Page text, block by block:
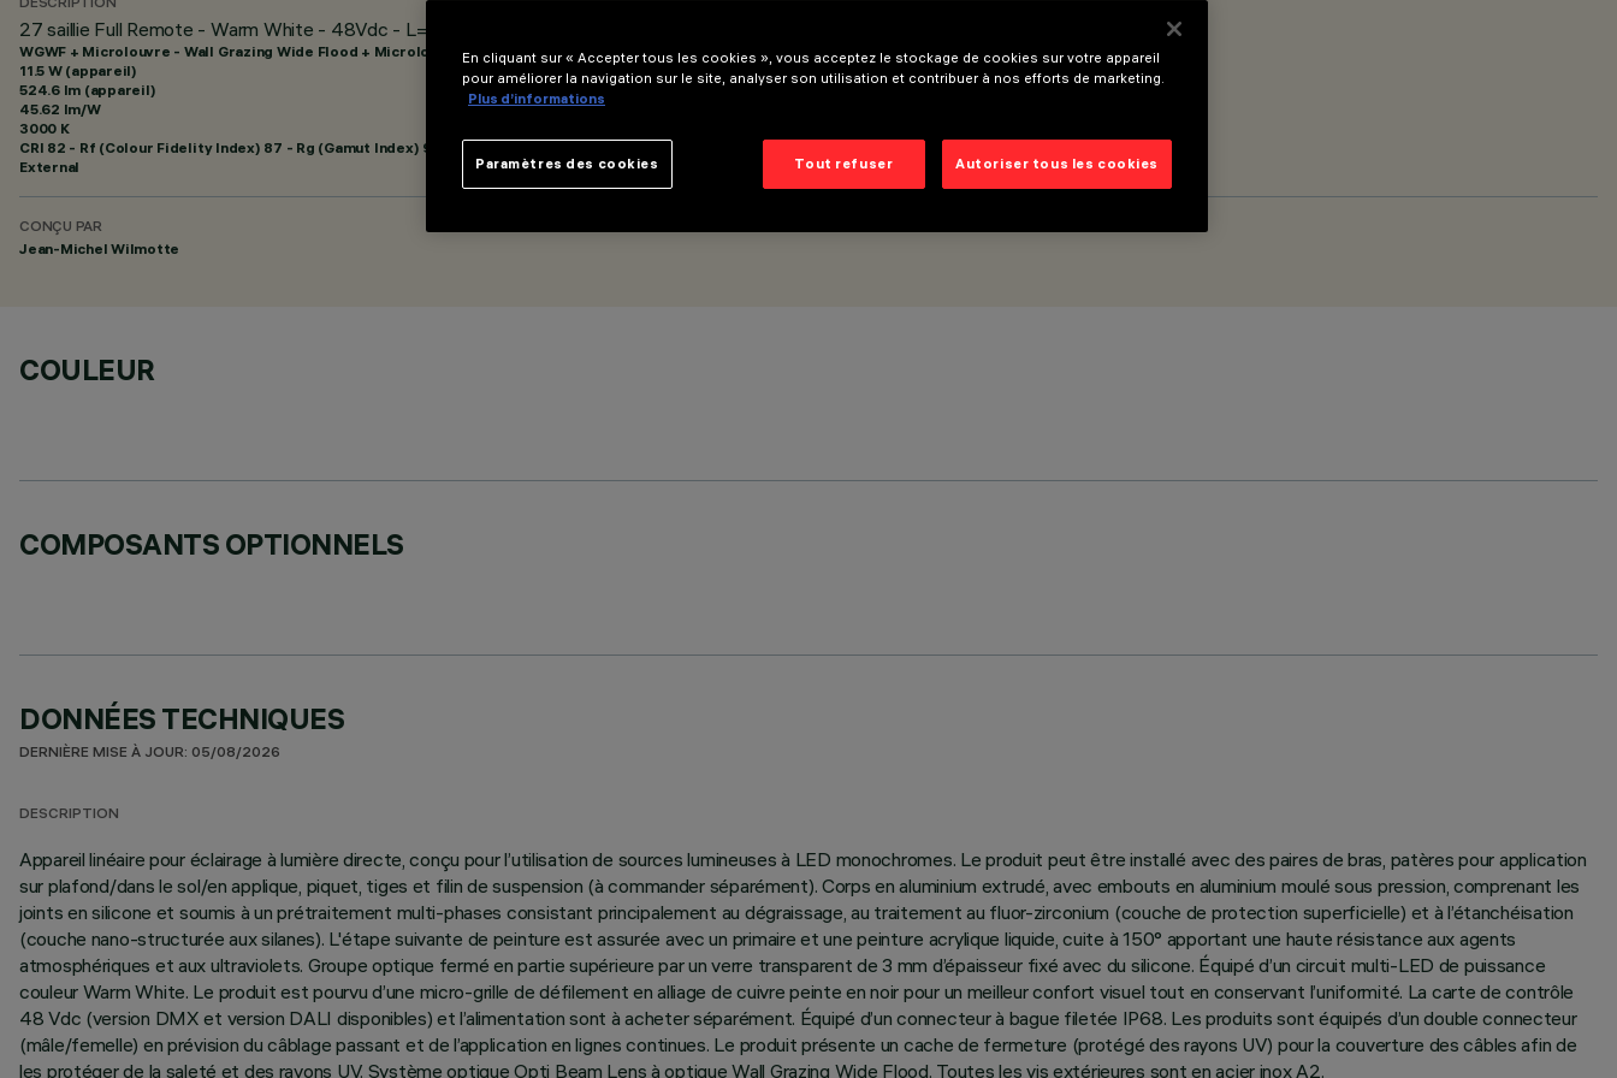
DESCRIPTION
27 saillie Full Remote - Warm White - 48Vdc - L=920mm - Optique Wall Grazing Wide Flood - Micro-grille de défilement
WGWF + Microlouvre - Wall Grazing Wide Flood + Microlouvre
11.5 W (appareil)
524.6 lm (appareil)
45.62 lm/W
3000 K
CRI 82 - Rf (Colour Fidelity Index) 87 - Rg (Gamut Index) 95
External
CONÇU PAR
Jean-Michel Wilmotte
COULEUR
COMPOSANTS OPTIONNELS
DONNÉES TECHNIQUES
DERNIÈRE MISE À JOUR: 05/08/2026
DESCRIPTION
Appareil linéaire pour éclairage à lumière directe, conçu pour l’utilisation de sources lumineuses à LED monochromes. Le produit peut être installé avec des paires de bras, patères pour application
sur plafond/dans le sol/en applique, piquet, tiges et filin de suspension (à commander séparément). Corps en aluminium extrudé, avec embouts en aluminium moulé sous pression, comprenant les
joints en silicone et soumis à un prétraitement multi-phases consistant principalement au dégraissage, au traitement au fluor-zirconium (couche de protection superficielle) et à l’étanchéisation
(couche nano-structurée aux silanes). L'étape suivante de peinture est assurée avec un primaire et une peinture acrylique liquide, cuite à 150° apportant une haute résistance aux agents
atmosphériques et aux ultraviolets. Groupe optique fermé en partie supérieure par un verre transparent de 3 mm d’épaisseur fixé avec du silicone. Équipé d’un circuit multi-LED de puissance
couleur Warm White. Le produit est pourvu d’une micro-grille de défilement en alliage de cuivre peinte en noir pour un meilleur confort visuel tout en conservant l’uniformité. La carte de contrôle
48 Vdc (version DMX et version DALI disponibles) et l’alimentation sont à acheter séparément. Équipé d’un connecteur à bague filetée IP68. Les produits sont équipés d’un double connecteur
(mâle/femelle) en prévision du câblage passant et de l’application en lignes continues. Le produit présente un cache de fermeture (protégé des rayons UV) pour la couverture des câbles afin de
les protéger de la saleté et des rayons UV. Système optique Opti Beam Lens à optique Wall Grazing Wide Flood. Toutes les vis extérieures sont en acier inox A2.
En cliquant sur « Accepter tous les cookies », vous acceptez le stockage de cookies sur votre appareil
pour améliorer la navigation sur le site, analyser son utilisation et contribuer à nos efforts de marketing.
Plus d’informations
Tout refuser Autoriser tous les cookies
Paramètres des cookies